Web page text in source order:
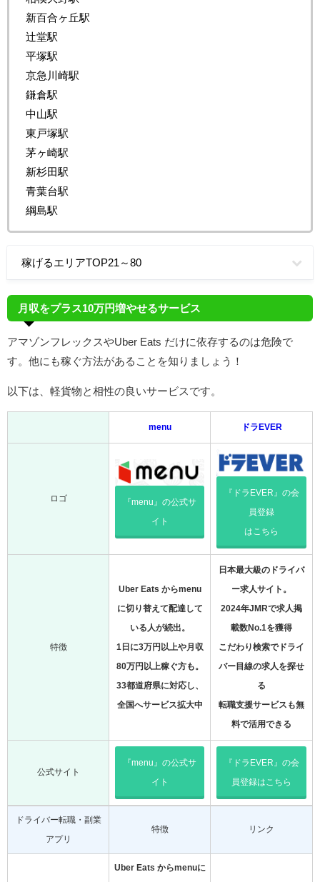
新百合ヶ丘駅
辻堂駅
平塚駅
京急川崎駅
鎌倉駅
中山駅
東戸塚駅
茅ヶ崎駅
新杉田駅
青葉台駅
綱島駅
稼げるエリアTOP21～80
月収をプラス10万円増やせるサービス
アマゾンフレックスやUber Eats だけに依存するのは危険で
す。他にも稼ぐ方法があることを知りましょう！
以下は、軽貨物と相性の良いサービスです。
menu ドラEVER
ロゴ 『menu』の公式サ
イト
『ドラEVER』の会
員登録
はこちら
特徴
Uber Eats からmenu
に切り替えて配達して
いる人が続出。
1日に3万円以上や月収
80万円以上稼ぐ方も。
33都道府県に対応し、
全国へサービス拡大中
日本最大級のドライバ
ー求人サイト。
2024年JMRで求人掲
載数No.1を獲得
こだわり検索でドライ
バー目線の求人を探せ
る
転職支援サービスも無
料で活用できる
公式サイト
『menu』の公式サ
イト
『ドラEVER』の会
員登録はこちら
ドライバー転職・副業
アプリ
特徴 リンク
Uber Eats からmenuに